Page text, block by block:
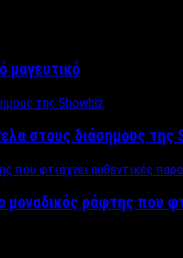
μαγευτικό
στους διάσημους της
ράφτης που